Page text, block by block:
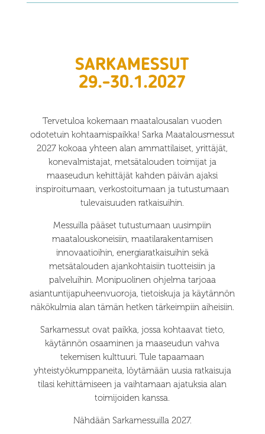
SARKAMESSUT
29.-30.1.2027
Tervetuloa kokemaan maatalousalan vuoden
odotetuin kohtaamispaikka! Sarka Maatalousmessut
2027 kokoaa yhteen alan ammattilaiset, yrittäjät,
konevalmistajat, metsätalouden toimijat ja
maaseudun kehittäjät kahden päivän ajaksi
inspiroitumaan, verkostoitumaan ja tutustumaan
tulevaisuuden ratkaisuihin.
Messuilla pääset tutustumaan uusimpiin
maatalouskoneisiin, maatilarakentamisen
innovaatioihin, energiaratkaisuihin sekä
metsätalouden ajankohtaisiin tuotteisiin ja
palveluihin. Monipuolinen ohjelma tarjoaa
asiantuntijapuheenvuoroja, tietoiskuja ja käytännön
näkökulmia alan tämän hetken tärkeimpiin aiheisiin.
Sarkamessut ovat paikka, jossa kohtaavat tieto,
käytännön osaaminen ja maaseudun vahva
tekemisen kulttuuri. Tule tapaamaan
yhteistyökumppaneita, löytämään uusia ratkaisuja
tilasi kehittämiseen ja vaihtamaan ajatuksia alan
toimijoiden kanssa.
Nähdään Sarkamessuilla 2027.